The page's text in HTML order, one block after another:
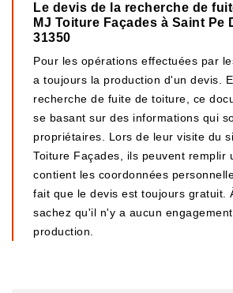
Le devis de la recherche de
MJ Toiture Façades à Saint Pe
31350
Pour les opérations effectuées par
a toujours la production d'un devis.
recherche de fuite de toiture, ce
se basant sur des informations qui
propriétaires. Lors de leur visite du
Toiture Façades, ils peuvent remplir
contient les coordonnées
fait que le devis est toujours gratuit.
sachez qu'il n'y a aucun
production.